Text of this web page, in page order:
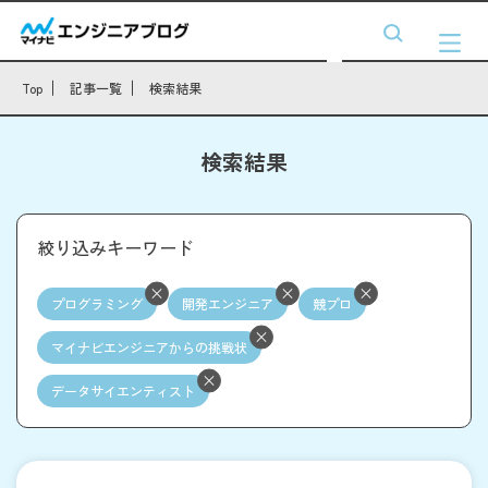
Top 記事一覧 検索結果
検索結果
絞り込みキーワード
プログラミング 開発エンジニア 競プロ
マイナビエンジニアからの挑戦状
データサイエンティスト